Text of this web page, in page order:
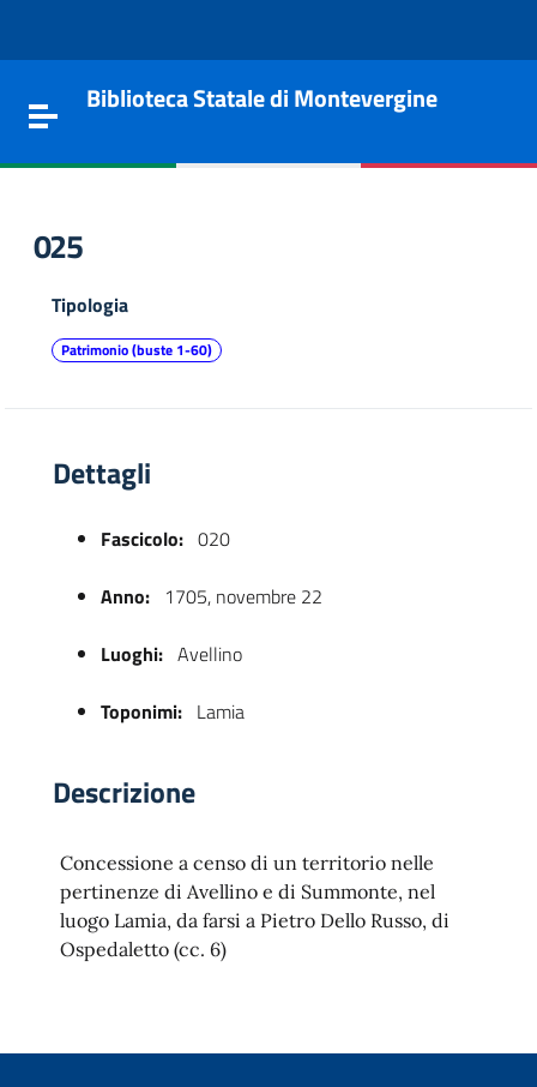
Toggle navigation
Biblioteca Statale di Montevergine
025
Tipologia
Patrimonio (buste 1-60)
Dettagli
Fascicolo: 020
Anno: 1705, novembre 22
Luoghi: Avellino
Toponimi: Lamia
Descrizione
Concessione a censo di un territorio nelle
pertinenze di Avellino e di Summonte, nel
luogo Lamia, da farsi a Pietro Dello Russo, di
Ospedaletto (cc. 6)